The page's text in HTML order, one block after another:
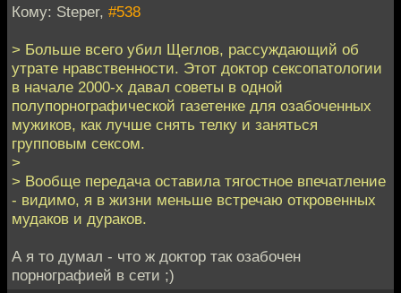
Кому: Steper, #538
> Больше всего убил Щеглов, рассуждающий об
утрате нравственности. Этот доктор сексопатологии
в начале 2000-х давал советы в одной
полупорнографической газетенке для озабоченных
мужиков, как лучше снять телку и заняться
групповым сексом.
>
> Вообще передача оставила тягостное впечатление
- видимо, я в жизни меньше встречаю откровенных
мудаков и дураков.
А я то думал - что ж доктор так озабочен
порнографией в сети ;)